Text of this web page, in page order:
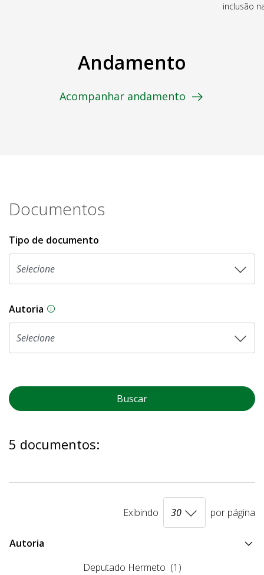
inclusão
Andamento
Acompanhar andamento
Documentos
Tipo de documento
Autoria As proposições legislativas na CLDF podem
Buscar
5 documentos:
Exibindo por página
Autoria
Deputado Hermeto (1)